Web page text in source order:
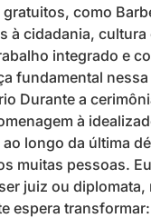
como
à cidadania,
integrado e
fundamental
Durante a
à
longo da última
muitas pessoas.
juiz ou
espera